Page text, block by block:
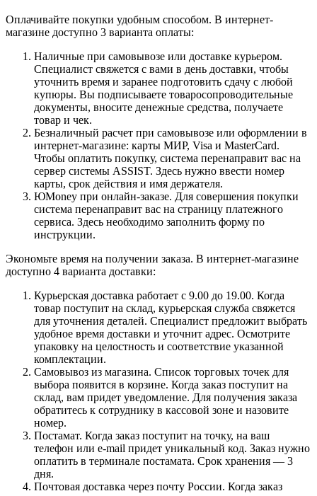
Оплачивайте покупки удобным способом. В интернет-
магазине доступно 3 варианта оплаты:
Наличные при самовывозе или доставке курьером.
Специалист свяжется с вами в день доставки, чтобы
уточнить время и заранее подготовить сдачу с любой
купюры. Вы подписываете товаросопроводительные
документы, вносите денежные средства, получаете
товар и чек.
Безналичный расчет при самовывозе или оформлении в
интернет-магазине: карты МИР, Visa и MasterCard.
Чтобы оплатить покупку, система перенаправит вас на
сервер системы ASSIST. Здесь нужно ввести номер
карты, срок действия и имя держателя.
ЮMoney при онлайн-заказе. Для совершения покупки
система перенаправит вас на страницу платежного
сервиса. Здесь необходимо заполнить форму по
инструкции.
Экономьте время на получении заказа. В интернет-магазине
доступно 4 варианта доставки:
Курьерская доставка работает с 9.00 до 19.00. Когда
товар поступит на склад, курьерская служба свяжется
для уточнения деталей. Специалист предложит выбрать
удобное время доставки и уточнит адрес. Осмотрите
упаковку на целостность и соответствие указанной
комплектации.
Самовывоз из магазина. Список торговых точек для
выбора появится в корзине. Когда заказ поступит на
склад, вам придет уведомление. Для получения заказа
обратитесь к сотруднику в кассовой зоне и назовите
номер.
Постамат. Когда заказ поступит на точку, на ваш
телефон или e-mail придет уникальный код. Заказ нужно
оплатить в терминале постамата. Срок хранения — 3
дня.
Почтовая доставка через почту России. Когда заказ